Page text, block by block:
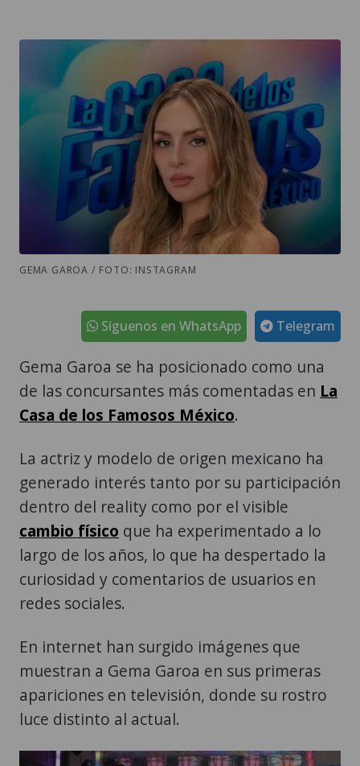
GEMA GAROA / FOTO: INSTAGRAM
Telegram
Síguenos en WhatsApp
Gema Garoa se ha posicionado como una
de las concursantes más comentadas en La
Casa de los Famosos México.
La actriz y modelo de origen mexicano ha
generado interés tanto por su participación
dentro del reality como por el visible
cambio físico que ha experimentado a lo
largo de los años, lo que ha despertado la
curiosidad y comentarios de usuarios en
redes sociales.
En internet han surgido imágenes que
muestran a Gema Garoa en sus primeras
apariciones en televisión, donde su rostro
luce distinto al actual.